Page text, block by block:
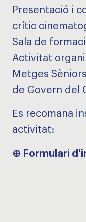
Presentació i
crític
Sala de
Activitat
Metges
de Govern del
Es recomana
activitat:
⊕ Formulari